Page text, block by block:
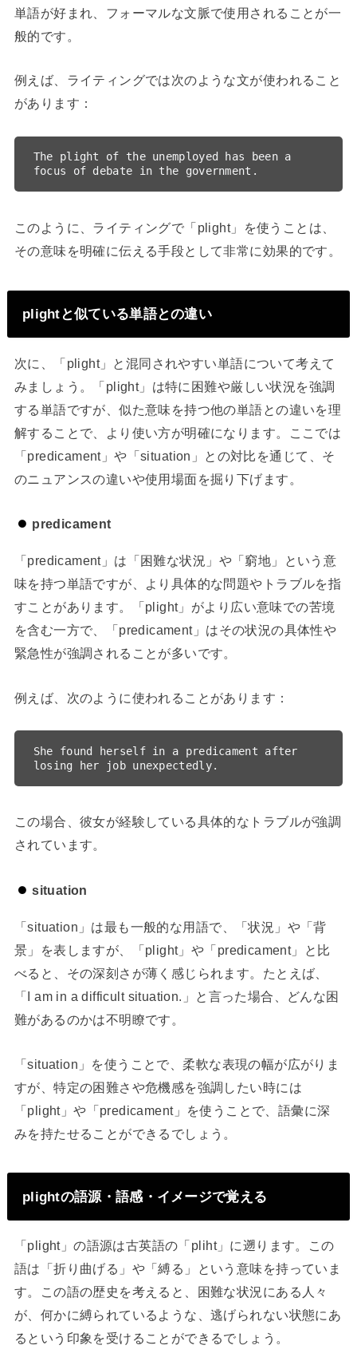
単語が好まれ、フォーマルな文脈で使用されることが一
般的です。
例えば、ライティングでは次のような文が使われること
があります：
The plight of the unemployed has been a
このように、ライティングで「plight」を使うことは、
その意味を明確に伝える手段として非常に効果的です。
plightと似ている単語との違い
次に、「plight」と混同されやすい単語について考えて
みましょう。「plight」は特に困難や厳しい状況を強調
する単語ですが、似た意味を持つ他の単語との違いを理
解することで、より使い方が明確になります。ここでは
「predicament」や「situation」との対比を通じて、そ
のニュアンスの違いや使用場面を掘り下げます。
predicament
「predicament」は「困難な状況」や「窮地」という意
味を持つ単語ですが、より具体的な問題やトラブルを指
すことがあります。「plight」がより広い意味での苦境
を含む一方で、「predicament」はその状況の具体性や
緊急性が強調されることが多いです。
例えば、次のように使われることがあります：
She found herself in a predicament after
この場合、彼女が経験している具体的なトラブルが強調
されています。
situation
「situation」は最も一般的な用語で、「状況」や「背
景」を表しますが、「plight」や「predicament」と比
べると、その深刻さが薄く感じられます。たとえば、
「I am in a difficult situation.」と言った場合、どんな困
難があるのかは不明瞭です。
「situation」を使うことで、柔軟な表現の幅が広がりま
すが、特定の困難さや危機感を強調したい時には
「plight」や「predicament」を使うことで、語彙に深
みを持たせることができるでしょう。
plightの語源・語感・イメージで覚える
「plight」の語源は古英語の「pliht」に遡ります。この
語は「折り曲げる」や「縛る」という意味を持っていま
す。この語の歴史を考えると、困難な状況にある人々
が、何かに縛られているような、逃げられない状態にあ
るという印象を受けることができるでしょう。